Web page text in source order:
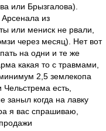
или Брызгалова).
из
или мениск не рвали,
через месяц). Нет вот
на одни и те же
какая то с травмами,
2,5 землекопа
есть,
заныл когда на лавку
я вас спрашиваю,